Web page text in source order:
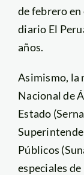
de febrero
diario El
años.
Asimismo, la
Nacional de
Estado
Públicos
especiales